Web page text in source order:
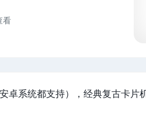
看
卓系统都支持），经典复古卡